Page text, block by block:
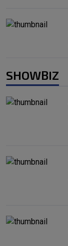
SHOWBIZ